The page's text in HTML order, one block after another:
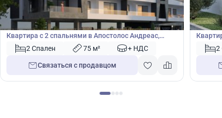
€305 000
Квартира
Квартира с 2 спальнями в Апостолос Андреас,
Лимассол, Лимасол, Кипр № 42838
2 Спален 75 м² + НДС
Связаться с продавцом
€305
№
2